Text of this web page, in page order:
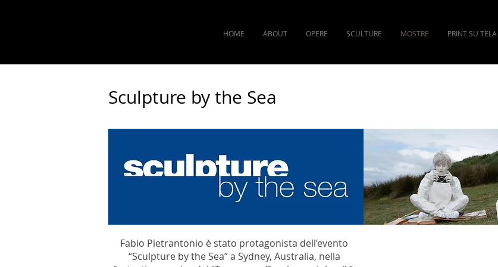
HOME ABOUT OPERE SCULTURE MOSTRE PRINT SU TELA
Sculpture by the Sea
Fabio Pietrantonio è stato protagonista dell’evento
“Sculpture by the Sea” a Sydney, Australia, nella